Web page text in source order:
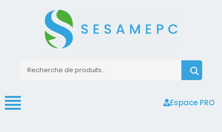
Espace PRO